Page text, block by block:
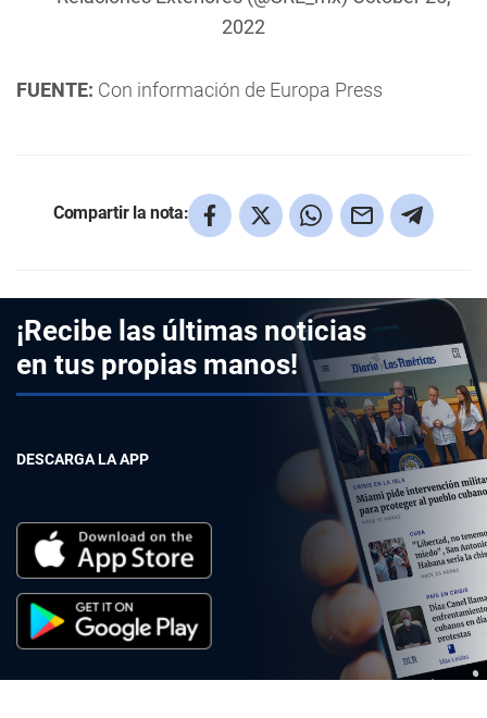
2022
FUENTE: Con información de Europa Press
Compartir la nota:
¡Recibe las últimas noticias
en tus propias manos!
DESCARGA LA APP